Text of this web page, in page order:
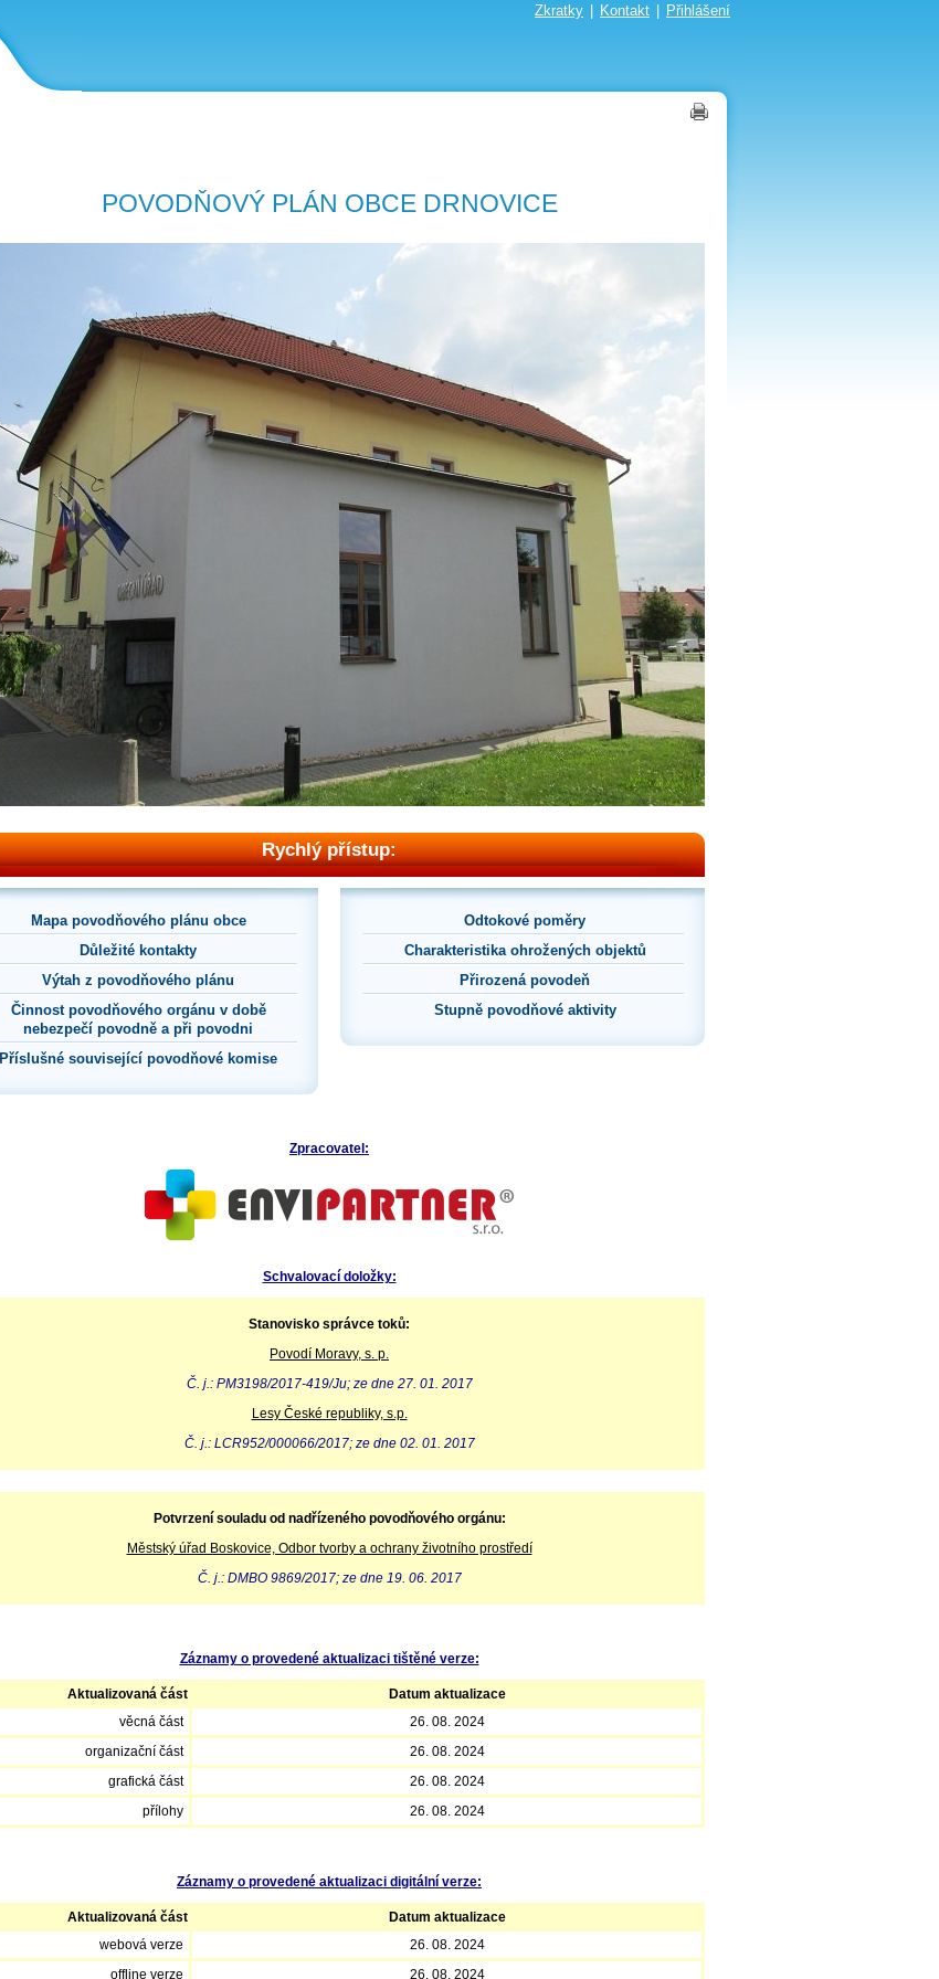
Zkratky Kontakt Přihlášení
POVODŇOVÝ PLÁN OBCE DRNOVICE
Rychlý přístup:
Mapa povodňového plánu obce
Důležité kontakty
Výtah z povodňového plánu
Činnost povodňového orgánu v době
nebezpečí povodně a při povodni
Příslušné související povodňové komise
Odtokové poměry
Charakteristika ohrožených objektů
Přirozená povodeň
Stupně povodňové aktivity
Zpracovatel:
Schvalovací doložky:
Stanovisko správce toků:
Povodí Moravy, s. p.
Č. j.: PM3198/2017-419/Ju; ze dne 27. 01. 2017
Lesy České republiky, s.p.
Č. j.: LCR952/000066/2017; ze dne 02. 01. 2017
Potvrzení souladu od nadřízeného povodňového orgánu:
Městský úřad Boskovice, Odbor tvorby a ochrany životního prostředí
Č. j.: DMBO 9869/2017; ze dne 19. 06. 2017
Záznamy o provedené aktualizaci tištěné verze:
Aktualizovaná část
Datum aktualizace
věcná část
26. 08. 2024
organizační část
26. 08. 2024
grafická část
26. 08. 2024
přílohy
26. 08. 2024
Záznamy o provedené aktualizaci digitální verze:
Aktualizovaná část
Datum aktualizace
webová verze
26. 08. 2024
offline verze
26. 08. 2024